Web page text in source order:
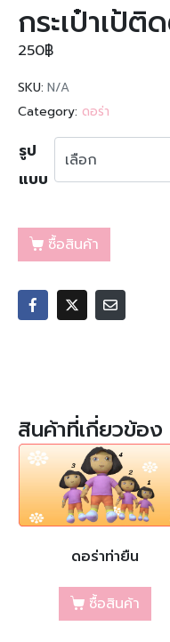
กระเป๋าเป้ติ
250฿
SKU: N/A
Category: ดอร่า
รูป
แบบ
ซื้อสินค้า
สินค้าที่เกี่ยวข้อง
ดอร่าท่ายืน
ซื้อสินค้า